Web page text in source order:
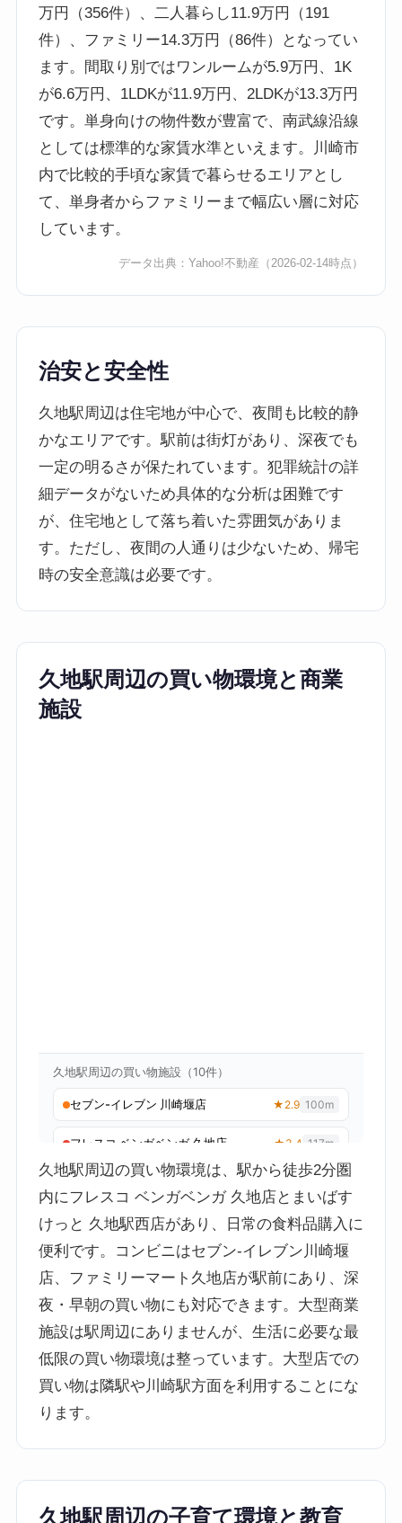
万円（356件）、二人暮らし11.9万円（191
件）、ファミリー14.3万円（86件）となってい
ます。間取り別ではワンルームが5.9万円、1K
が6.6万円、1LDKが11.9万円、2LDKが13.3万円
です。単身向けの物件数が豊富で、南武線沿線
としては標準的な家賃水準といえます。川崎市
内で比較的手頃な家賃で暮らせるエリアとし
て、単身者からファミリーまで幅広い層に対応
しています。
データ出典：Yahoo!不動産 （2026-02-14時点）
治安と安全性
久地駅周辺は住宅地が中心で、夜間も比較的静
かなエリアです。駅前は街灯があり、深夜でも
一定の明るさが保たれています。犯罪統計の詳
細データがないため具体的な分析は困難です
が、住宅地として落ち着いた雰囲気がありま
す。ただし、夜間の人通りは少ないため、帰宅
時の安全意識は必要です。
久地駅周辺の買い物環境と商業
施設
久地駅周辺の買い物環境は、駅から徒歩2分圏
内にフレスコ ベンガベンガ 久地店とまいばす
けっと 久地駅西店があり、日常の食料品購入に
便利です。コンビニはセブン-イレブン川崎堰
店、ファミリーマート久地店が駅前にあり、深
夜・早朝の買い物にも対応できます。大型商業
施設は駅周辺にありませんが、生活に必要な最
低限の買い物環境は整っています。大型店での
買い物は隣駅や川崎駅方面を利用することにな
ります。
久地駅周辺の子育て環境と教育